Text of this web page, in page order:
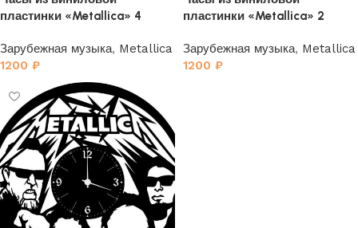
пластинки «Metallica» 4
Зарубежная музыка, Metallica
1200 ₽
пластинки «Metallica» 2
Зарубежная музыка, Metallica
1200 ₽